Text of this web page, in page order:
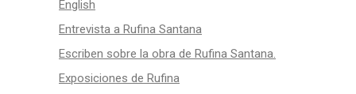
English
Entrevista a Rufina Santana
Escriben sobre la obra de Rufina Santana.
Exposiciones de Rufina